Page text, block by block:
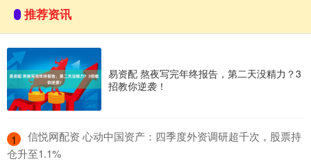
推荐资讯
易资配 熬夜写完年终报告，第二天没精力？3
招教你逆袭！
1
​信悦网配资 心动中国资产：四季度外资调研超千次，股票持
仓升至1.1%